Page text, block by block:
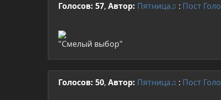
Голосов: 57, Автор: Пятница♫ : Пост
"Смелый выбор"
Голосов: 50, Автор: Пятница♫ : Пост